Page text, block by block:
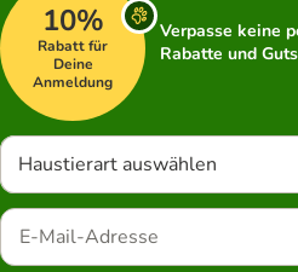
10%
Rabatt für
Deine
Anmeldung
Verpasse keine
Rabatte und
Haustierart auswählen